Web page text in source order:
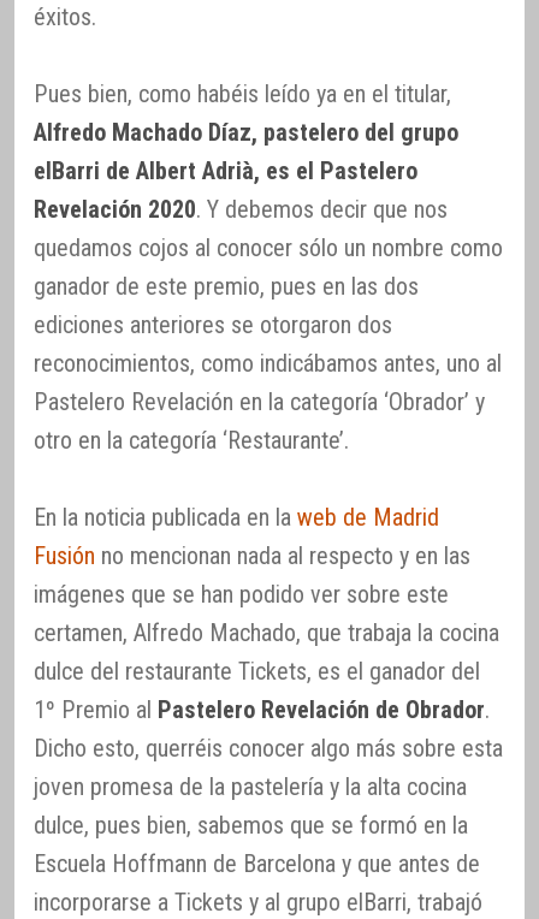
éxitos.
Pues bien, como habéis leído ya en el titular,
Alfredo Machado Díaz, pastelero del grupo
elBarri de Albert Adrià, es el Pastelero
Revelación 2020. Y debemos decir que nos
quedamos cojos al conocer sólo un nombre como
ganador de este premio, pues en las dos
ediciones anteriores se otorgaron dos
reconocimientos, como indicábamos antes, uno al
Pastelero Revelación en la categoría ‘Obrador’ y
otro en la categoría ‘Restaurante’.
En la noticia publicada en la web de Madrid
Fusión no mencionan nada al respecto y en las
imágenes que se han podido ver sobre este
certamen, Alfredo Machado, que trabaja la cocina
dulce del restaurante Tickets, es el ganador del
1º Premio al Pastelero Revelación de Obrador.
Dicho esto, querréis conocer algo más sobre esta
joven promesa de la pastelería y la alta cocina
dulce, pues bien, sabemos que se formó en la
Escuela Hoffmann de Barcelona y que antes de
incorporarse a Tickets y al grupo elBarri, trabajó